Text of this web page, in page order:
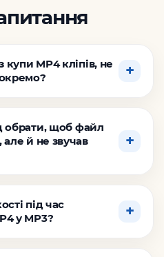
купи MP4 кліпів, не
обрати, щоб файл
й не звучав
під час
у MP3?